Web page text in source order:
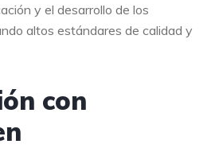
y el desarrollo de los
altos estándares de calidad y
con